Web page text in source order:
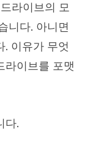
라이브의 모
니다. 아니면
. 이유가 무엇
라이브를 포맷
다.